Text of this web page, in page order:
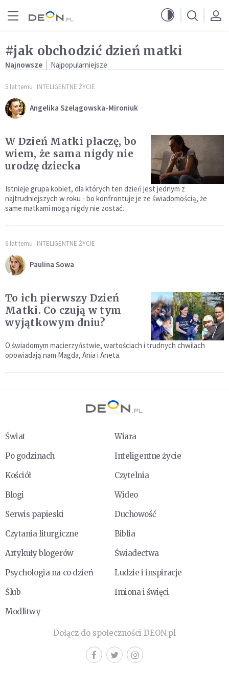
#jak obchodzić dzień matki
Najnowsze Najpopularniejsze
5 lat temu INTELIGENTNE ŻYCIE
Angelika Szelągowska-Mironiuk
W Dzień Matki płaczę, bo
wiem, że sama nigdy nie
urodzę dziecka
Istnieje grupa kobiet, dla których ten dzień jest jednym z
najtrudniejszych w roku - bo konfrontuje je ze świadomością, że
same matkami mogą nigdy nie zostać.
6 lat temu INTELIGENTNE ŻYCIE
Paulina Sowa
To ich pierwszy Dzień
Matki. Co czują w tym
wyjątkowym dniu?
O świadomym macierzyństwie, wartościach i trudnych chwilach
opowiadają nam Magda, Ania i Aneta.
Świat
Wiara
Po godzinach
Inteligentne życie
Kościół
Czytelnia
Blogi
Wideo
Serwis papieski
Duchowość
Czytania liturgiczne
Biblia
Artykuły blogerów
Świadectwa
Psychologia na co dzień
Ludzie i inspiracje
Ślub
Imiona i święci
Modlitwy
Dołącz do społeczności DEON.pl